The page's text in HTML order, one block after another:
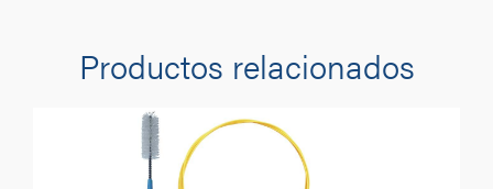
Productos relacionados